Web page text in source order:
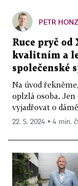
PETR
Ruce pryč od
kvalitním a
společenské
Na úvod
oplzlá osoba.
vyjadřovat o
22. 5. 2024 ▪ 4 min.